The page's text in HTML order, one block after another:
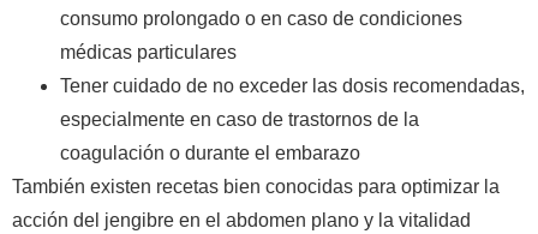
consumo prolongado o en caso de condiciones
médicas particulares
Tener cuidado de no exceder las dosis recomendadas,
especialmente en caso de trastornos de la
coagulación o durante el embarazo
También existen recetas bien conocidas para optimizar la
acción del jengibre en el abdomen plano y la vitalidad